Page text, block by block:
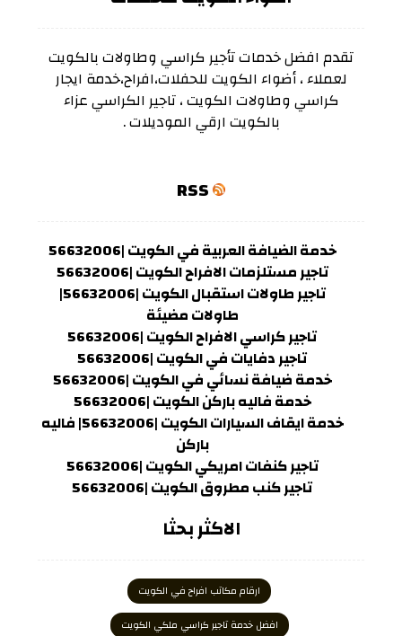
تقدم افضل خدمات تأجير كراسي وطاولات بالكويت
لعملاء ، أضواء الكويت للحفلات،افراح،خدمة ايجار
كراسي وطاولات الكويت ، تاجير الكراسي عزاء
بالكويت ارقي الموديلات .
RSS
خدمة الضيافة العربية في الكويت |56632006
تاجير مستلزمات الافراح الكويت |56632006
تاجير طاولات استقبال الكويت |56632006|
طاولات مضيئة
تاجير كراسي الافراح الكويت |56632006
تاجير دفايات في الكويت |56632006
خدمة ضيافة نسائي في الكويت |56632006
خدمة فاليه باركن الكويت |56632006
خدمة ايقاف السيارات الكويت |56632006| فاليه
باركن
تاجير كنفات امريكي الكويت |56632006
تاجير كنب مطروق الكويت |56632006
الاكثر بحثا
ارقام مكاتب افراح في الكويت
افضل خدمة تاجير كراسي ملكي الكويت